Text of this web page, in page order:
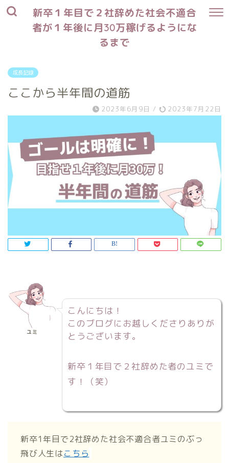
新卒１年目で２社辞めた社会不適合
者が１年後に月30万稼げるようにな
るまで
成長記録
ここから半年間の道筋
2023年6月9日 / 2023年7月22日
ユミ
こんにちは！
このブログにお越しくださりありが
とうございます。
新卒１年目で２社辞めた者のユミで
す！（笑）
新卒1年目で2社辞めた社会不適合者ユミのぶっ
飛び人生はこちら